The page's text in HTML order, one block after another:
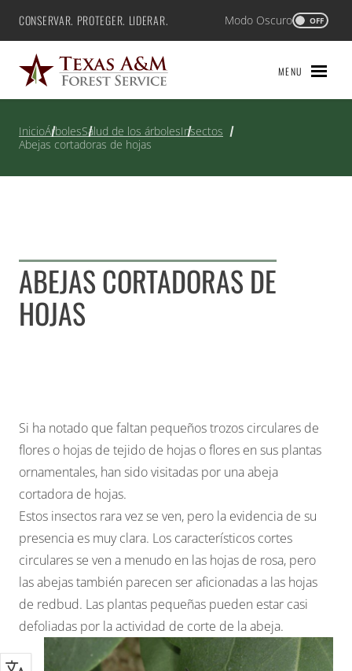
Saltar
contenido
Texas A&M Forest Service
CONSERVAR. PROTEGER. LIDERAR. Modo Oscuro OFF
MENU
InicioÁrbolesSalud de los árbolesInsectos
Abejas cortadoras de hojas
ABEJAS CORTADORAS DE
HOJAS
Si ha notado que faltan pequeños trozos circulares de
flores o hojas de tejido de hojas o flores en sus plantas
ornamentales, han sido visitadas por una abeja
cortadora de hojas.
Estos insectos rara vez se ven, pero la evidencia de su
presencia es muy clara. Los característicos cortes
circulares se ven a menudo en las hojas de rosa, pero
las abejas también parecen ser aficionadas a las hojas
de redbud. Las plantas pequeñas pueden estar casi
defoliadas por la actividad de corte de la abeja.